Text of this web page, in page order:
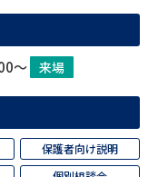
タート号特集ページ
用）
グラムから探す
～ 来場
保護者向け説明